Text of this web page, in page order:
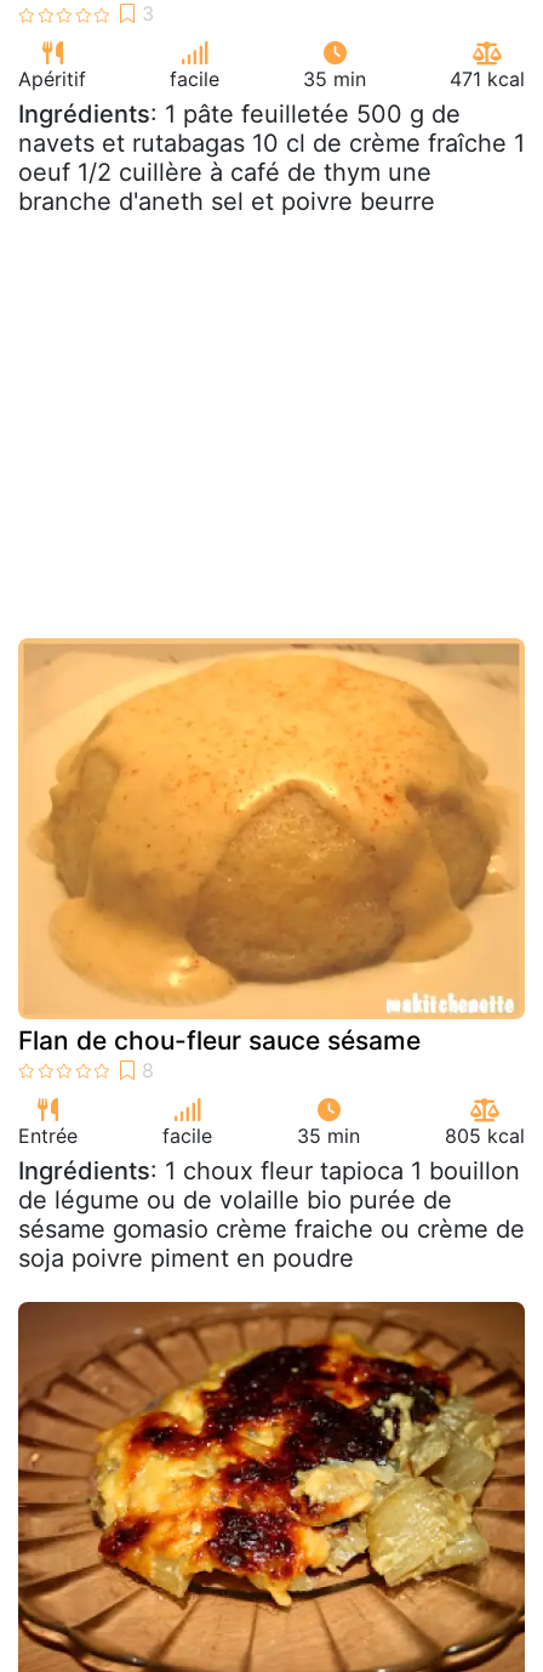
Apéritif facile 35 min 471 kcal
Ingrédients: 1 pâte feuilletée 500 g de
navets et rutabagas 10 cl de crème fraîche 1
oeuf 1/2 cuillère à café de thym une
branche d'aneth sel et poivre beurre
Flan de chou-fleur sauce sésame
Entrée facile 35 min 805 kcal
Ingrédients: 1 choux fleur tapioca 1 bouillon
de légume ou de volaille bio purée de
sésame gomasio crème fraiche ou crème de
soja poivre piment en poudre